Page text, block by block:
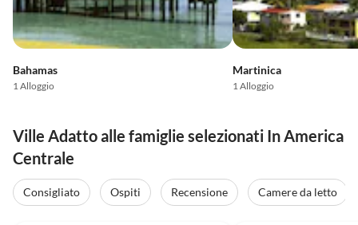
Bahamas
1 Alloggio
Martinica
1 Alloggio
Ville Adatto alle famiglie selezionati In America
Centrale
Consigliato Ospiti Recensione Camere da letto